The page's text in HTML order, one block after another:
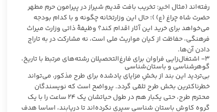
رفته‌اند (مثال اخیر: تخریب بافت قدیم شیراز در پیرامون حرم مطهر
حضرت شاه چراغ (ع) )؛ حال این وزارتخانه چگونه و با کدام بودجه
می‌خواهد برای خرید این آثار اقدام کند؟ وظیفۀ ذاتی وزارت میراث
فرهنگی، حفاظت از کیان مواریث ملی است، نه مشارکت در به تاراج
دادن آن‌ها.
۳- اشتغال‌زایی فراوان برای فارغ‌التحصیلان رشته‌های مرتبط با تاریخ،
گوهرشناسی و باستان‌شناسی
بی‌تردید این بند از بخشِ مزایای یادشده برای طرح مذکور، می‌تواند
خطرناکترین بخش طرح تلقی گردد. پرواضح است که نویسندگان
محترم طرح، حتی یکبار هم در طول حیاتشان یک ۲۴ ساعت را با یک
گروه کاوش باستان شناسی سپری نکرده‌اند تا دریابند، اساسا هدف